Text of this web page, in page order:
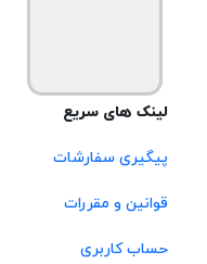
لینک های سریع
پیگیری سفارشات
قوانین و مقررات
حساب کاربری